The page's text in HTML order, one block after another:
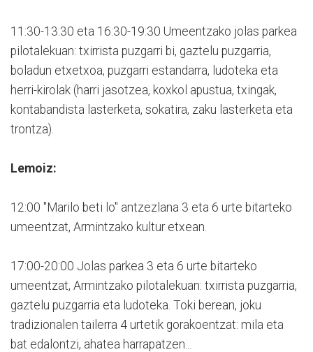
11:30-13:30 eta 16:30-19:30 Umeentzako jolas parkea
pilotalekuan: txirrista puzgarri bi, gaztelu puzgarria,
boladun etxetxoa, puzgarri estandarra, ludoteka eta
herri-kirolak (harri jasotzea, koxkol apustua, txingak,
kontabandista lasterketa, sokatira, zaku lasterketa eta
trontza).
Lemoiz:
12:00 "Marilo beti lo" antzezlana 3 eta 6 urte bitarteko
umeentzat, Armintzako kultur etxean.
17:00-20:00 Jolas parkea 3 eta 6 urte bitarteko
umeentzat, Armintzako pilotalekuan: txirrista puzgarria,
gaztelu puzgarria eta ludoteka. Toki berean, joku
tradizionalen tailerra 4 urtetik gorakoentzat: mila eta
bat edalontzi, ahatea harrapatzen...